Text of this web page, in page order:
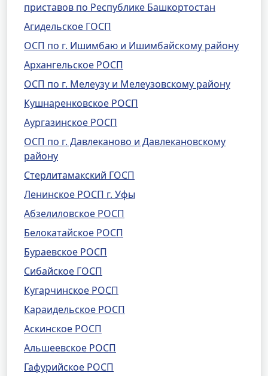
приставов по Республике Башкортостан
Агидельское ГОСП
ОСП по г. Ишимбаю и Ишимбайскому району
Архангельское РОСП
ОСП по г. Мелеузу и Мелеузовскому району
Кушнаренковское РОСП
Аургазинское РОСП
ОСП по г. Давлеканово и Давлекановскому
району
Стерлитамакский ГОСП
Ленинское РОСП г. Уфы
Абзелиловское РОСП
Белокатайское РОСП
Бураевское РОСП
Сибайское ГОСП
Кугарчинское РОСП
Караидельское РОСП
Аскинское РОСП
Альшеевское РОСП
Гафурийское РОСП